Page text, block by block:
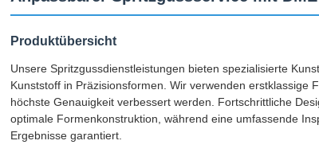
Produktübersicht
Unsere Spritzgussdienstleistungen bieten spezialisierte
Kunststoff in Präzisionsformen. Wir verwenden erstklassige
höchste Genauigkeit verbessert werden. Fortschrittliche
optimale Formenkonstruktion, während eine umfassende
Ergebnisse garantiert.